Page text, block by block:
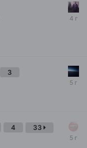
3
4 33